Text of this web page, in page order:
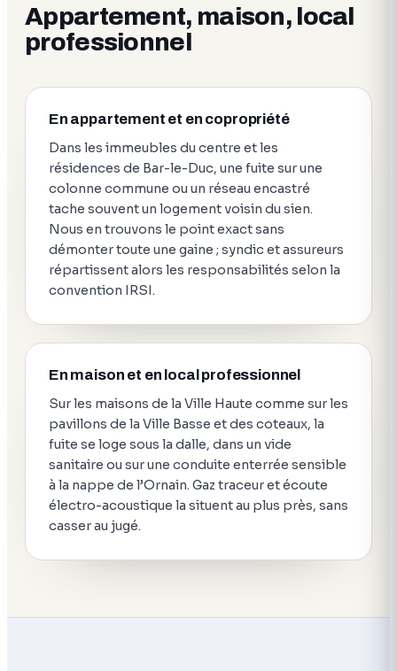
Appartement, maison, local
professionnel
En appartement et en copropriété
Dans les immeubles du centre et les
résidences de Bar-le-Duc, une fuite sur une
colonne commune ou un réseau encastré
tache souvent un logement voisin du sien.
Nous en trouvons le point exact sans
démonter toute une gaine ; syndic et assureurs
répartissent alors les responsabilités selon la
convention IRSI.
En maison et en local professionnel
Sur les maisons de la Ville Haute comme sur les
pavillons de la Ville Basse et des coteaux, la
fuite se loge sous la dalle, dans un vide
sanitaire ou sur une conduite enterrée sensible
à la nappe de l’Ornain. Gaz traceur et écoute
électro-acoustique la situent au plus près, sans
casser au jugé.